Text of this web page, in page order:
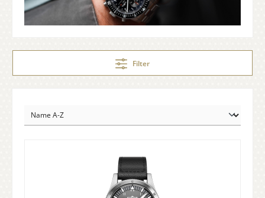
Filter